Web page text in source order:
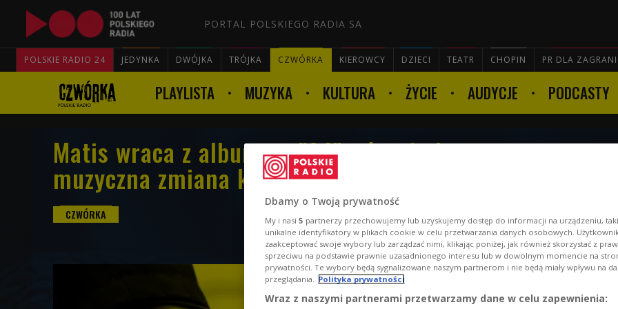
PORTAL POLSKIEGO RADIA SA
POLSKIE RADIO 24 JEDYNKA DWÓJKA TRÓJKA CZWÓRKA KIEROWCY DZIECI TEATR CHOPIN PR DLA

PLAYLISTA MUZYKA KULTURA ŻYCIE AUDYCJE PODCASTY
Matis wraca z albumem "34" - świeże brzmienie i
muzyczna zmiana kierunku
Dbamy o Twoją prywatność
My i nasi 5 partnerzy przechowujemy lub uzyskujemy dostęp do informacji na urządzeniu,
unikalne identyfikatory w plikach cookie w celu przetwarzania danych osobowych.
zaakceptować swoje wybory lub zarządzać nimi, klikając poniżej, jak również skorzystać z
sprzeciwu na podstawie prawnie uzasadnionego interesu lub w dowolnym momencie na
prywatności. Te wybory będą sygnalizowane naszym partnerom i nie będą miały wpływu na
przeglądania.
Polityka prywatności
Wraz z naszymi partnerami przetwarzamy dane w celu zapewnienia: